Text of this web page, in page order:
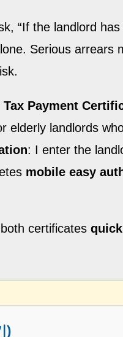
“If the landlord
Serious arrears
Tax Payment
elderly landlords
: I enter the
mobile easy
certificates
)